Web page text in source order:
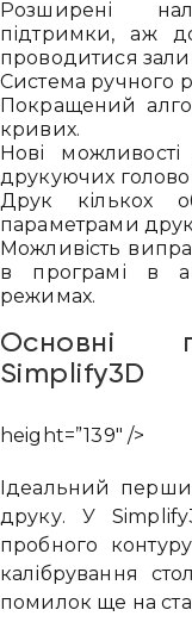
Розширені
підтримки, аж
проводитися
Система ручного
Покращений
кривих.
Нові
друкуючих
Друк кількох
параметрами
Можливість
в програмі в
режимах.
Основні
Simplify3D
height=”139″ />
Ідеальний
друку. У
пробного
калібрування
помилок ще на